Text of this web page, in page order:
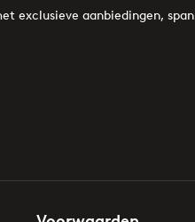
exclusieve aanbiedingen,